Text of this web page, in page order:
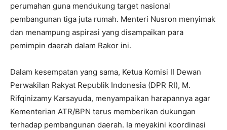
perumahan guna mendukung target nasional
pembangunan tiga juta rumah. Menteri Nusron menyimak
dan menampung aspirasi yang disampaikan para
pemimpin daerah dalam Rakor ini.
Dalam kesempatan yang sama, Ketua Komisi II Dewan
Perwakilan Rakyat Republik Indonesia (DPR RI), M.
Rifqinizamy Karsayuda, menyampaikan harapannya agar
Kementerian ATR/BPN terus memberikan dukungan
terhadap pembangunan daerah. Ia meyakini koordinasi